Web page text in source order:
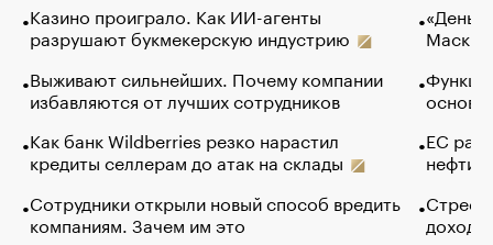
Казино проиграло. Как ИИ-агенты
разрушают букмекерскую индустрию
Выживают сильнейших. Почему компании
избавляются от лучших сотрудников
Как банк Wildberries резко нарастил
кредиты селлерам до атак на склады
Сотрудники открыли новый способ вредить
компаниям. Зачем им это
Маск в
основ
ЕС
нефти